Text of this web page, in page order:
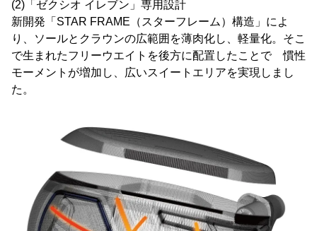
(2)「ゼクシオ イレブン」専用設計
新開発「STAR FRAME（スターフレーム）構造」によ
り、ソールとクラウンの広範囲を薄肉化し、軽量化。そこ
で生まれたフリーウエイトを後方に配置したことで 慣性
モーメントが増加し、広いスイートエリアを実現しまし
た。